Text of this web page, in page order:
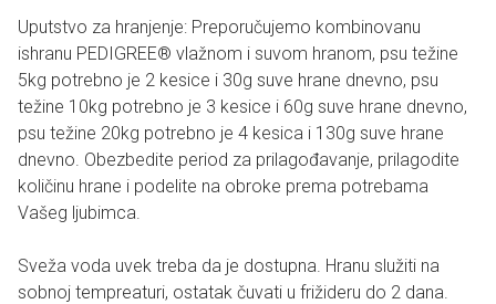
Uputstvo za hranjenje: Preporučujemo kombinovanu
ishranu PEDIGREE® vlažnom i suvom hranom, psu težine
5kg potrebno je 2 kesice i 30g suve hrane dnevno, psu
težine 10kg potrebno je 3 kesice i 60g suve hrane dnevno,
psu težine 20kg potrebno je 4 kesica i 130g suve hrane
dnevno. Obezbedite period za prilagođavanje, prilagodite
količinu hrane i podelite na obroke prema potrebama
Vašeg ljubimca.
Sveža voda uvek treba da je dostupna. Hranu služiti na
sobnoj tempreaturi, ostatak čuvati u frižideru do 2 dana.